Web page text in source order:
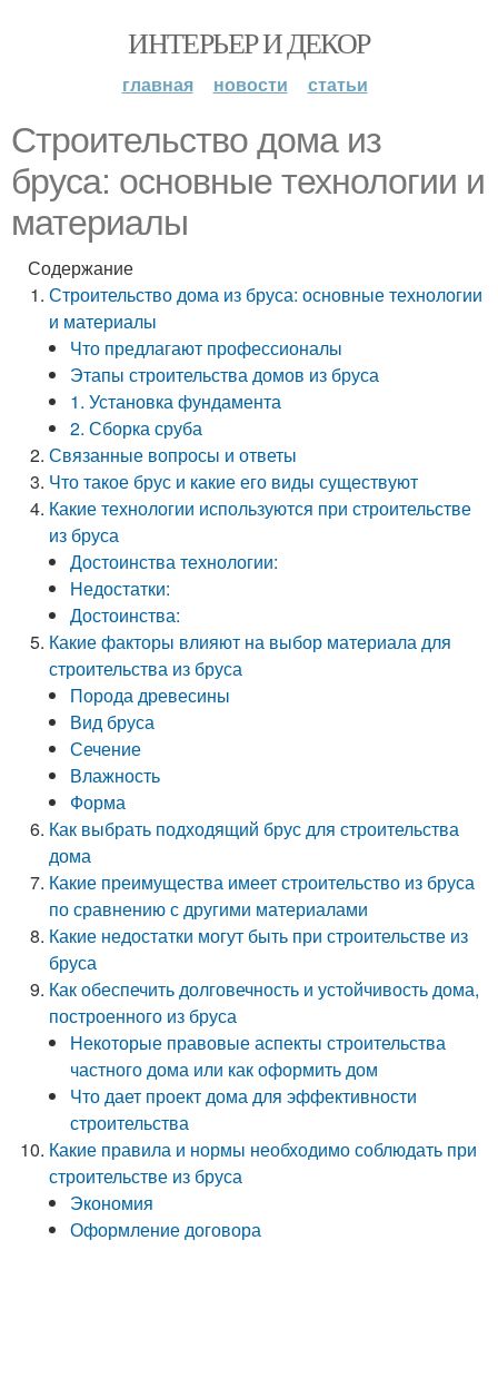
ИНТЕРЬЕР И ДЕКОР
главная новости статьи
Строительство дома из
бруса: основные технологии и
материалы
Содержание
Строительство дома из бруса: основные технологии
и материалы
Что предлагают профессионалы
Этапы строительства домов из бруса
1. Установка фундамента
2. Сборка сруба
Связанные вопросы и ответы
Что такое брус и какие его виды существуют
Какие технологии используются при строительстве
из бруса
Достоинства технологии:
Недостатки:
Достоинства:
Какие факторы влияют на выбор материала для
строительства из бруса
Порода древесины
Вид бруса
Сечение
Влажность
Форма
Как выбрать подходящий брус для строительства
дома
Какие преимущества имеет строительство из бруса
по сравнению с другими материалами
Какие недостатки могут быть при строительстве из
бруса
Как обеспечить долговечность и устойчивость дома,
построенного из бруса
Некоторые правовые аспекты строительства
частного дома или как оформить дом
Что дает проект дома для эффективности
строительства
Какие правила и нормы необходимо соблюдать при
строительстве из бруса
Экономия
Оформление договора